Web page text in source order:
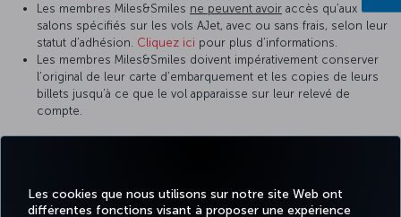
Les cookies que nous utilisons sur notre site Web ont
différentes fonctions visant à proposer une expérience
Les membres Miles&Smiles ne peuvent avoir accès qu’aux
salons spécifiés sur les vols AJet, avec ou sans frais, selon leur
statut d’adhésion. Cliquez ici pour plus d’informations.
Les membres Miles&Smiles doivent impérativement conserver
l’original de leur carte d’embarquement et les copies de leurs
billets jusqu’à ce que le vol apparaisse sur leur relevé de
compte.
l’adhésion à Miles&Smiles, consultez la pageCentre d’aide.